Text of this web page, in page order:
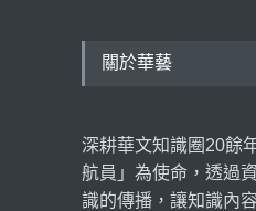
關於華藝
深耕華文知識圈20餘
航員」為使命，透過
識的傳播，讓知識內